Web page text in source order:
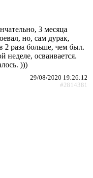
3 месяца
но, сам дурак,
2 раза больше, чем был.
неделе, осваивается.
)))
29/08/2020 19:26:12
#2814381